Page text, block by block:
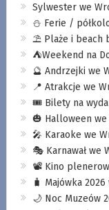
Sylwester we
⛄️ Ferie /
⛱️ Plaże i beach
⛺️Weekend na
🔮 Andrzejki we
📍 Atrakcje we
🎟️ Bilety na
🎃 Halloween we
🎤 Karaoke we
🎭 Karnawał we
📽️ Kino
🧳 Majówka 2026
🌙 Noc Muzeów